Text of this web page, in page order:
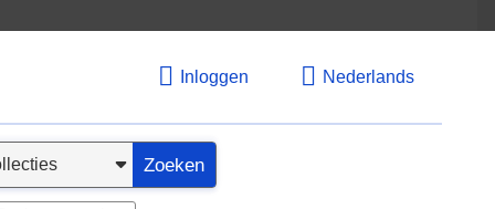
Inloggen Nederlands
Zoeken